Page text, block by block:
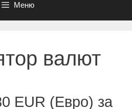
Меню
валют
EUR (Евро) за